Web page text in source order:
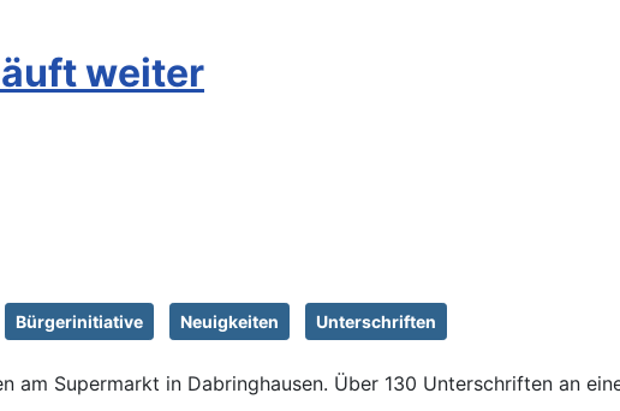
weiter
Bürgerinitiative Neuigkeiten Unterschriften
am Supermarkt in Dabringhausen. Über 130 Unterschriften an